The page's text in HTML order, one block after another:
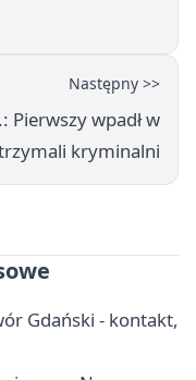
Następny >>
Pierwszy wpadł w
kryminalni
Gdański - kontakt,